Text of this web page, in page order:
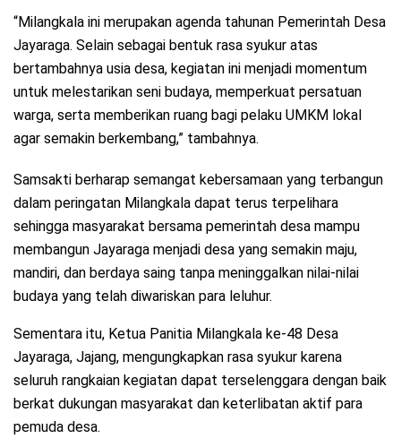
“Milangkala ini merupakan agenda tahunan Pemerintah Desa
Jayaraga. Selain sebagai bentuk rasa syukur atas
bertambahnya usia desa, kegiatan ini menjadi momentum
untuk melestarikan seni budaya, memperkuat persatuan
warga, serta memberikan ruang bagi pelaku UMKM lokal
agar semakin berkembang,” tambahnya.
Samsakti berharap semangat kebersamaan yang terbangun
dalam peringatan Milangkala dapat terus terpelihara
sehingga masyarakat bersama pemerintah desa mampu
membangun Jayaraga menjadi desa yang semakin maju,
mandiri, dan berdaya saing tanpa meninggalkan nilai-nilai
budaya yang telah diwariskan para leluhur.
Sementara itu, Ketua Panitia Milangkala ke-48 Desa
Jayaraga, Jajang, mengungkapkan rasa syukur karena
seluruh rangkaian kegiatan dapat terselenggara dengan baik
berkat dukungan masyarakat dan keterlibatan aktif para
pemuda desa.